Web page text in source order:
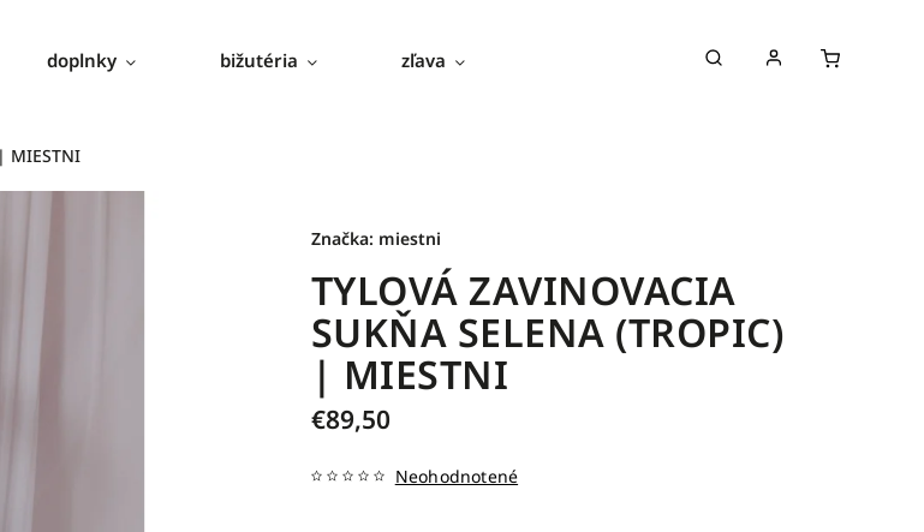
doplnky bižutéria zľava
MIESTNI
TYLOVÁ ZAVINOVACIA
SUKŇA SELENA (TROPIC)
| MIESTNI
€89,50
Neohodnotené
Značka: miestni